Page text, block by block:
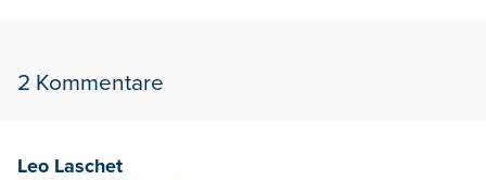
2 Kommentare
Leo Laschet